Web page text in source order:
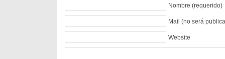
Nombre (requerido)
Mail (no será
Website